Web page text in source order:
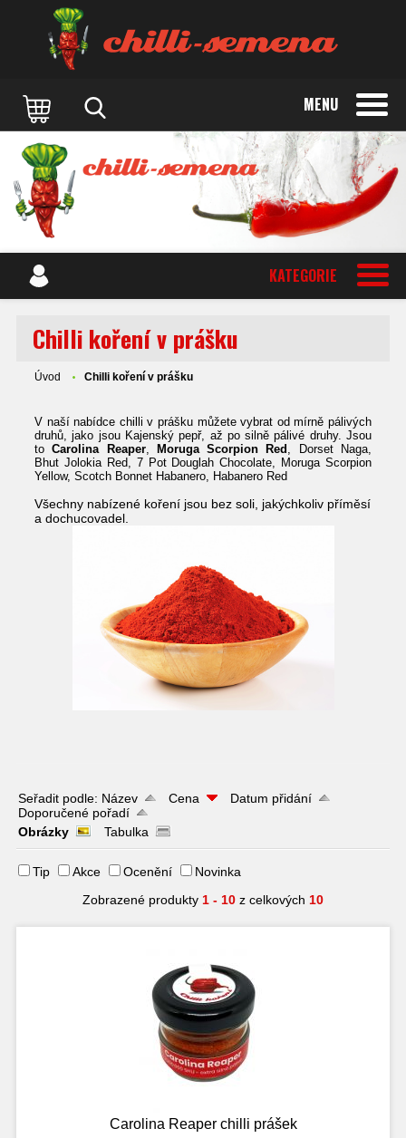
MENU
KATEGORIE
Chilli koření v prášku
Úvod Chilli koření v prášku
V naší nabídce chilli v prášku můžete vybrat od mírně pálivých
druhů, jako jsou Kajenský pepř, až po silně pálivé druhy. Jsou
toCarolina Reaper, Moruga Scorpion Red , Dorset Naga,
Bhut Jolokia Red, 7 Pot Douglah Chocolate, Moruga Scorpion
Yellow, Scotch Bonnet Habanero, Habanero Red
Všechny nabízené koření jsou bez soli, jakýchkoliv příměsí
a dochucovadel.
Seřadit podle: Název Cena
Datum přidání
Doporučené pořadí
Obrázky
Tabulka
Tip Akce Ocenění
Novinka
Zobrazené produkty 1 - 10 z celkových 10
Carolina Reaper chilli prášek